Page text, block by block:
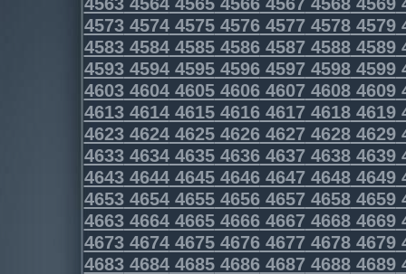
4573457445754576457745784579
4583458445854586458745884589
4593459445954596459745984599
4603460446054606460746084609
4613461446154616461746184619
4623462446254626462746284629
4633463446354636463746384639
4643464446454646464746484649
4653465446554656465746584659
4663466446654666466746684669
4673467446754676467746784679
4683468446854686468746884689